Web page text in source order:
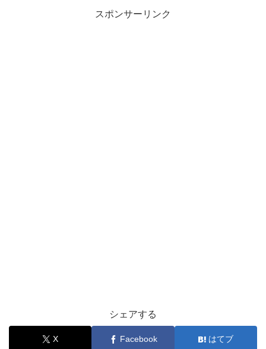
スポンサーリンク
シェアする
X Facebook はてブ